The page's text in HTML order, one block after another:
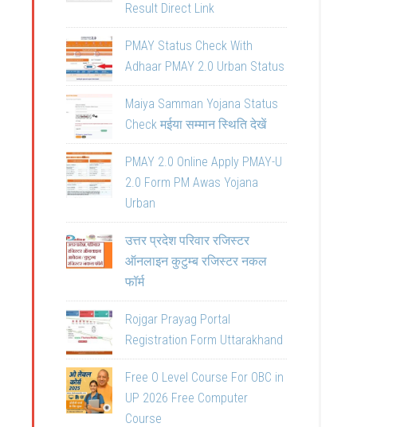
Result Direct Link
PMAY Status Check With
Adhaar PMAY 2.0 Urban Status
Maiya Samman Yojana Status
Check मईया सम्मान स्थिति देखें
PMAY 2.0 Online Apply PMAY-U
2.0 Form PM Awas Yojana
Urban
उत्तर प्रदेश परिवार रजिस्टर
ऑनलाइन कुटुम्ब रजिस्टर नकल
फॉर्म
Rojgar Prayag Portal
Registration Form Uttarakhand
Free O Level Course For OBC in
UP 2026 Free Computer
Course